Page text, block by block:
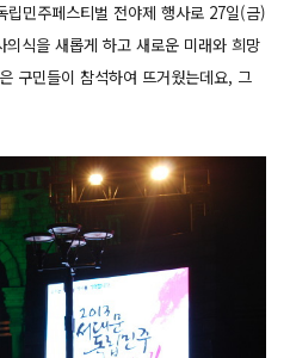
민주페스티벌 전야제 행사로 27일(금)
식을 새롭게 하고 새로운 미래와 희망
구민들이 참석하여 뜨거웠는데요, 그